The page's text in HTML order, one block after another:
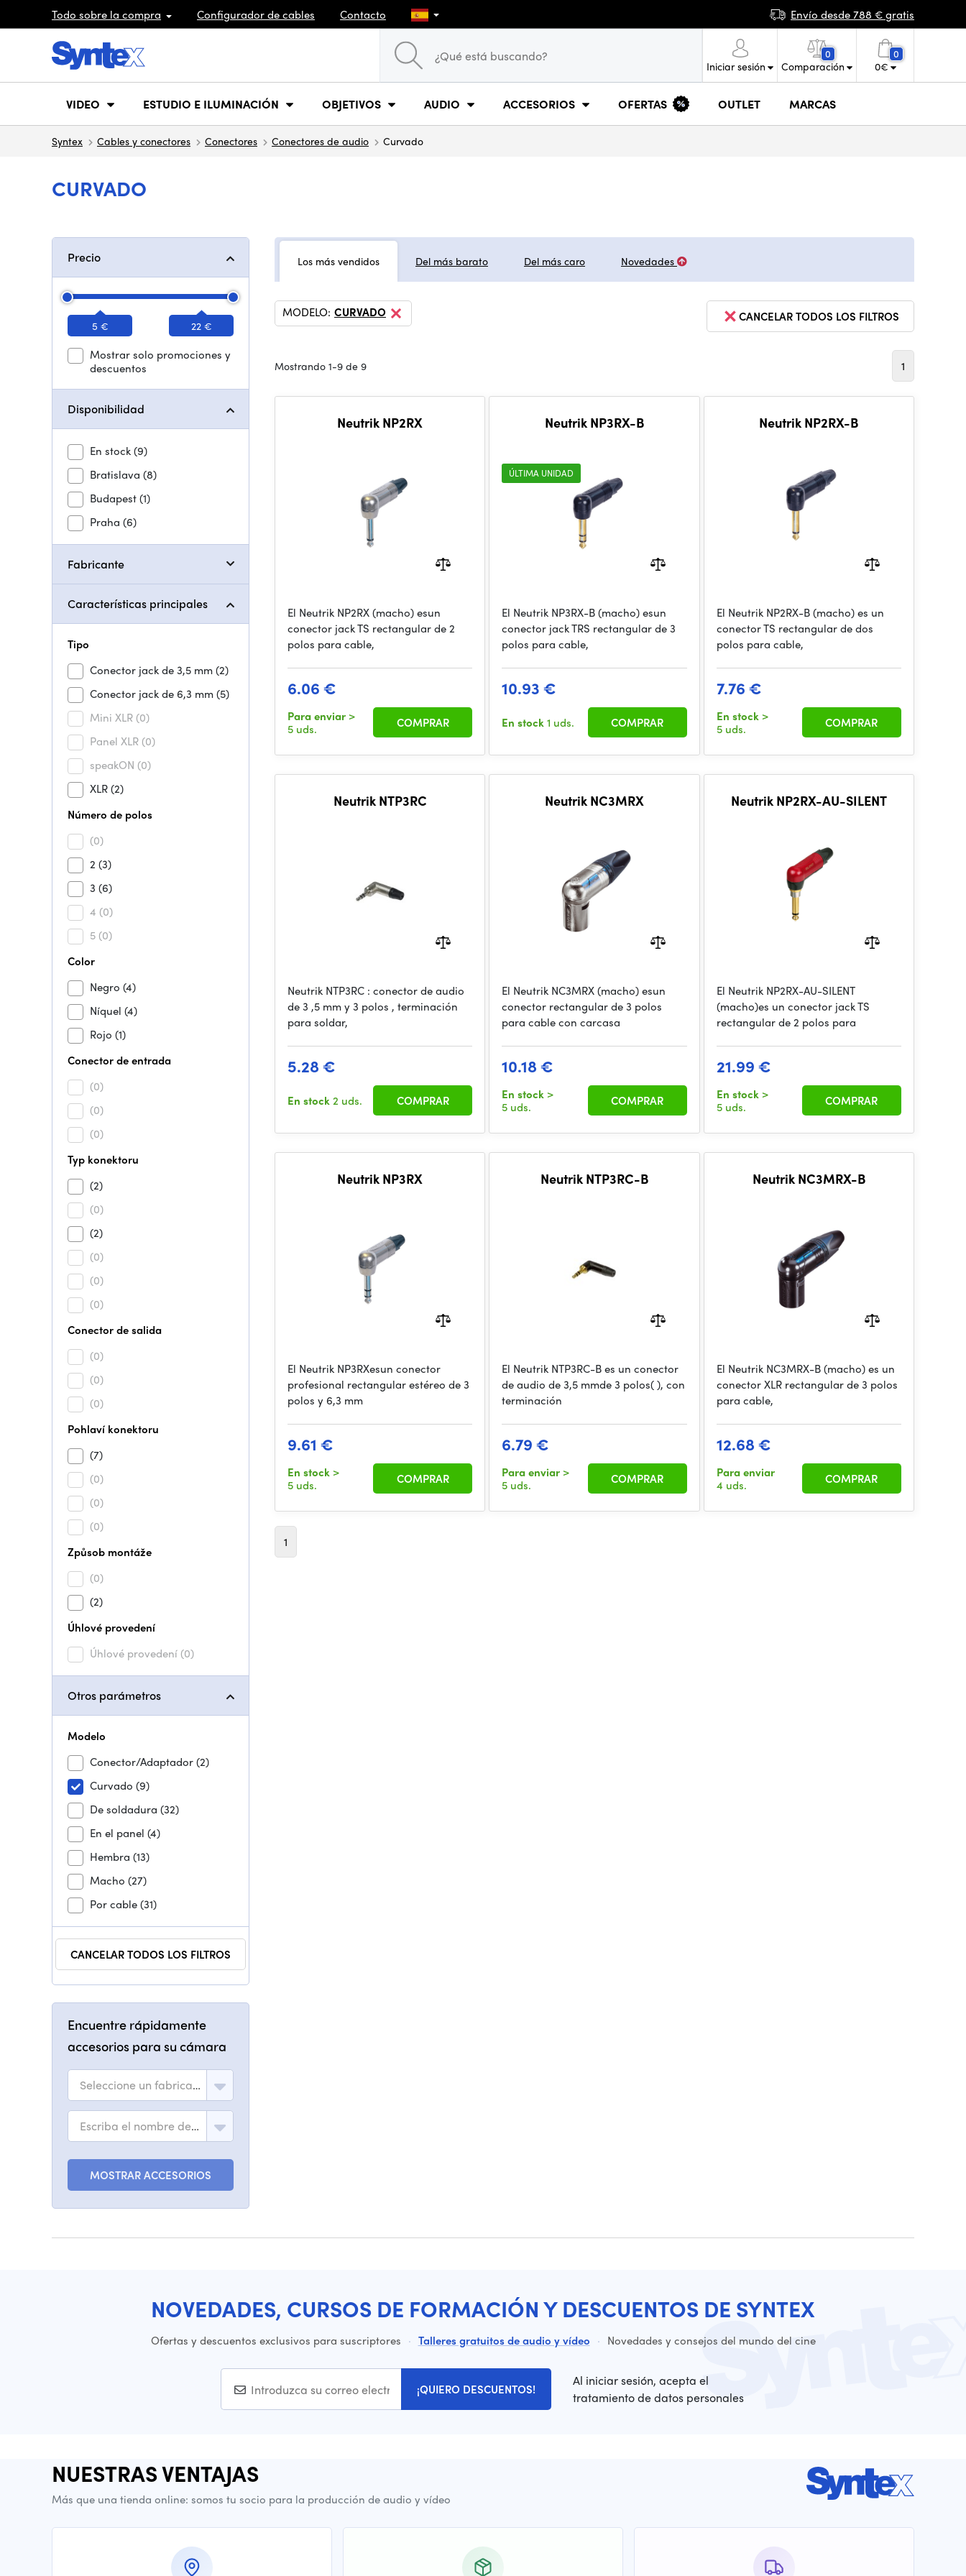
Todo sobre la compra Configurador de cables Contacto Envío desde 788 € gratis
Iniciar sesión
0
Comparación
0
0€
VIDEO ESTUDIO E ILUMINACIÓN OBJETIVOS AUDIO ACCESORIOS OFERTAS OUTLET MARCAS
Syntex Cables y conectores Conectores Conectores de audio Curvado
CURVADO
Precio
5 € 22 €
Mostrar solo promociones y
descuentos
Disponibilidad
En stock(9)
Bratislava (8)
Budapest(1)
Praha (6)
Fabricante
Características principales
Tipo
Conector jack de 3,5 mm(2)
Conector jack de 6,3 mm(5)
Mini XLR (0)
Panel XLR (0)
speakON (0)
XLR(2)
Número de polos
(0)
2 (3)
3 (6)
4 (0)
5 (0)
Color
Negro (4)
Níquel (4)
Rojo (1)
Conector de entrada
(0)
(0)
(0)
Typ konektoru
(2)
(0)
(2)
(0)
(0)
(0)
Conector de salida
(0)
(0)
(0)
Pohlaví konektoru
(7)
(0)
(0)
(0)
Způsob montáže
(0)
(2)
Úhlové provedení
Úhlové provedení (0)
Otros parámetros
Modelo
Conector/Adaptador(2)
Curvado (9)
De soldadura (32)
En el panel (4)
Hembra (13)
Macho (27)
Por cable(31)
CANCELAR TODOS LOS FILTROS
Encuentre rápidamente
accesorios para su cámara
Seleccione un fabricante
Escriba el nombre del modelo
MOSTRAR ACCESORIOS
Los más vendidos Del más barato Del más caro Novedades
CANCELAR TODOS LOS FILTROS
MODELO: CURVADO
Mostrando 1-9 de 9 1
Neutrik NP2RX
El Neutrik NP2RX (macho) esun
conector jack TS rectangular de 2
polos para cable,
6.06 €
Para enviar >
5 uds.
COMPRAR
Neutrik NP3RX-B
ÚLTIMA UNIDAD
El Neutrik NP3RX-B (macho) esun
conector jack TRS rectangular de 3
polos para cable,
10.93 €
En stock1 uds. COMPRAR
Neutrik NP2RX-B
El Neutrik NP2RX-B (macho) es un
conector TS rectangular de dos
polos para cable,
7.76 €
En stock >
5 uds.
COMPRAR
Neutrik NTP3RC
Neutrik NTP3RC : conector de audio
de 3 ,5 mm y 3 polos , terminación
para soldar,
5.28 €
En stock2 uds. COMPRAR
Neutrik NC3MRX
El Neutrik NC3MRX (macho) esun
conector rectangular de 3 polos
para cable con carcasa
10.18 €
En stock >
5 uds.
COMPRAR
Neutrik NP2RX-AU-SILENT
El Neutrik NP2RX-AU-SILENT
(macho)es un conector jack TS
rectangular de 2 polos para
21.99 €
En stock >
5 uds.
COMPRAR
Neutrik NP3RX
El Neutrik NP3RXesun conector
profesional rectangular estéreo de 3
polos y 6,3 mm
9.61 €
En stock >
5 uds.
COMPRAR
Neutrik NTP3RC-B
El Neutrik NTP3RC-B es un conector
de audio de 3,5 mmde 3 polos( ), con
terminación
6.79 €
Para enviar >
5 uds.
COMPRAR
Neutrik NC3MRX-B
El Neutrik NC3MRX-B (macho) es un
conector XLR rectangular de 3 polos
para cable,
12.68 €
Para enviar
4 uds.
COMPRAR
1
NOVEDADES, CURSOS DE FORMACIÓN Y DESCUENTOS DE SYNTEX
Ofertas y descuentos exclusivos para suscriptores · Talleres gratuitos de audio y vídeo · Novedades y consejos del mundo del cine
¡QUIERO DESCUENTOS!
Al iniciar sesión, acepta el
tratamiento de datos personales
NUESTRAS VENTAJAS
Más que una tienda online: somos tu socio para la producción de audio y vídeo